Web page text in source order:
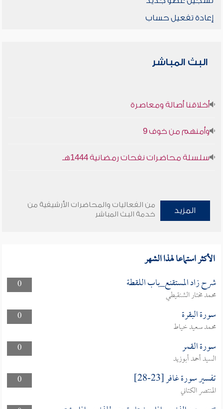
إعادة تفعيل حساب
البث المباشر
أخلاقنا أصالة ومعاصرة
وأمنهم من خوف 9
سلسلة محاضرات نفحات رمضانية 1444هـ
المزيد
من الفعاليات والمحاضرات الأرشيفية من
خدمة البث المباشر
الأكثر استماعا لهذا الشهر
0 شرح زاد المستقنع_باب اللقطة
محمد مختار الشنقيطي
0
سورة البقرة
محمد سعيد خياط
0
سورة القمر
السيد أحمد أبوزيد
0
تفسير سورة غافر [23-28]
المنتصر الكتاني